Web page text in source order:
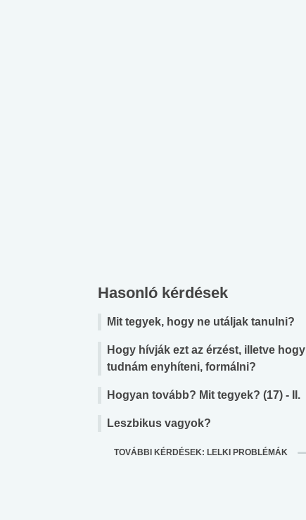
Hasonló kérdések
Mit tegyek, hogy ne utáljak tanulni?
Hogy hívják ezt az érzést, illetve hogy
tudnám enyhíteni, formálni?
Hogyan tovább? Mit tegyek? (17) - II.
Leszbikus vagyok?
TOVÁBBI KÉRDÉSEK: LELKI PROBLÉMÁK